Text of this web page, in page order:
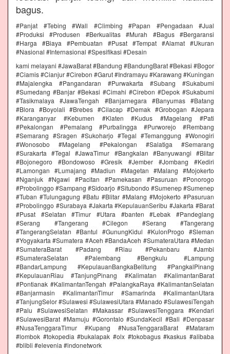
bagus.
#Panjat #Tebing #Wall #Climbing #Papan #Pengadaan #Jual
#Produksi #Produsen #Berkualitas #Murah #Bagus #Bergaransi
#Harga #Biaya #Pembuatan #Pusat #Tempat #Alamat #Ukuran
#Nasional #Internasional #Spesifikasi #Desain
kami melayani #JawaBarat #Bandung #BandungBarat #Bekasi #Bogor
#Ciamis #Cianjur #Cirebon #Garut #Indramayu #Karawang #Kuningan
#Majalengka #Pangandaran #Purwakarta #Subang #Sukabumi
#Sumedang #Banjar #Bekasi #Cimahi #Cirebon #Depok #Sukabumi
#Tasikmalaya #JawaTengah #Banjarnegara #Banyumas #Batang
#Blora #Boyolali #Brebes #Cilacap #Demak #Grobogan #Jepara
#Karanganyar #Kebumen #Klaten #Kudus #Magelang #Pati
#Pekalongan #Pemalang #Purbalingga #Purworejo #Rembang
#Semarang #Sragen #Sukoharjo #Tegal #Temanggung #Wonogiri
#Wonosobo #Magelang #Pekalongan #Salatiga #Semarang
#Surakarta #Tegal #JawaTimur #Bangkalan #Banyuwangi #Blitar
#Bojonegoro #Bondowoso #Gresik #Jember #Jombang #Kediri
#Lamongan #Lumajang #Madiun #Magetan #Malang #Mojokerto
#Nganjuk #Ngawi #Pacitan #Pamekasan #Pasuruan #Ponorogo
#Probolinggo #Sampang #Sidoarjo #Situbondo #Sumenep #Sumenep
#Tuban #Tulungagung #Batu #Blitar #Malang #Mojokerto #Pasuruan
#Probolinggo #Surabaya #Jakarta #KepulauanSeribu #Jakarta #Barat
#Pusat #Selatan #Timur #Utara #banten #Lebak #Pandeglang
#Serang #Tangerang #Cilegon #Serang #Tangerang
#TangerangSelatan #Bantul #GunungKidul #KulonProgo #Sleman
#Yogyakarta #Sumatera #Aceh #BandaAceh #SumateraUtara #Medan
#SumateraBarat #Padang #Riau #Pekanbaru #Jambi
#SumateraSelatan #Palembang #Bengkulu #Lampung
#BandarLampung #KepulauanBangkaBelitung #PangkalPinang
#KepulauanRiau #TanjungPinang #Kalimatan #KalimantanBarat
#Pontianak #KalimantanTengah #PalangkaRaya #KalimantanSelatan
#Banjarmasin #KalimantanTimur #Samarinda #KalimantanUtara
#TanjungSelor #Sulawesi #SulawesiUtara #Manado #SulawesiTengah
#Palu #SulawesiSelatan #Makassar #SulawesiTenggara #Kendari
#SulawesiBarat #Mamuju #Gorontalo #SundaKecil #Bali #Denpasar
#NusaTenggaraTimur #Kupang #NusaTenggaraBarat #Mataram
#lombok #tokopedia #bukalapak #olx #tokobagus #kaskus #alibaba
#blibli #elevenia #indonetwork